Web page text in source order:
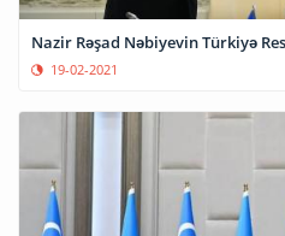
Nazir Rəşad Nəbiyevin Türkiyə
19-02-2021